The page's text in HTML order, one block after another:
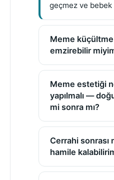
geçmez ve
Meme küçültme
emzirebilir
Meme estetiği
yapılmalı —
mi sonra mı?
Cerrahi sonrası
hamile